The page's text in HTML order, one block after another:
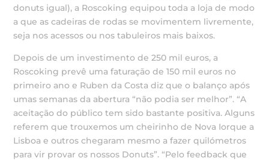
donuts igual), a Roscoking equipou toda a loja de modo
a que as cadeiras de rodas se movimentem livremente,
seja nos acessos ou nos tabuleiros mais baixos.
Depois de um investimento de 250 mil euros, a
Roscoking prevê uma faturação de 150 mil euros no
primeiro ano e Ruben da Costa diz que o balanço após
umas semanas da abertura “não podia ser melhor”. “A
aceitação do público tem sido bastante positiva. Alguns
referem que trouxemos um cheirinho de Nova Iorque a
Lisboa e outros chegaram mesmo a fazer quilómetros
para vir provar os nossos Donuts”. “Pelo feedback que